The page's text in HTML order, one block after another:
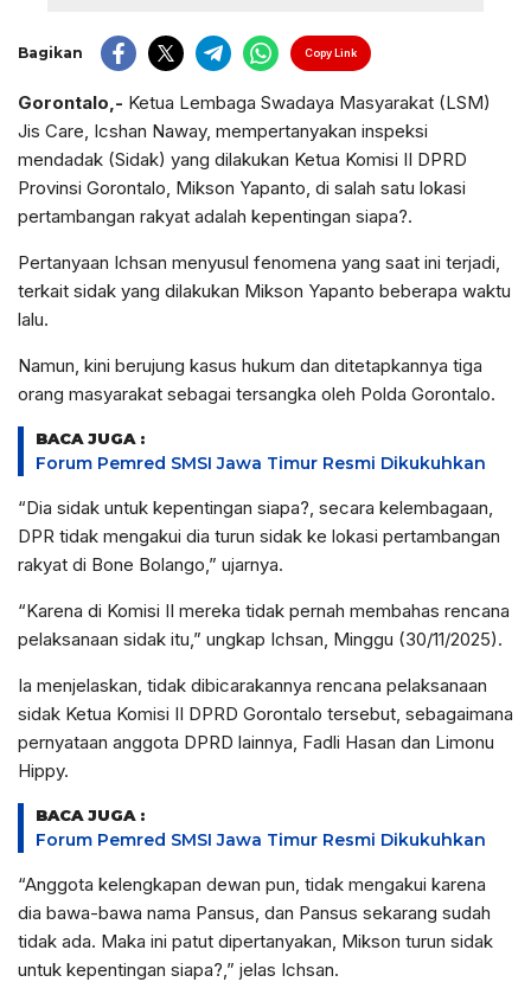
Bagikan Copy Link
Gorontalo,- Ketua Lembaga Swadaya Masyarakat (LSM)
Jis Care, Icshan Naway, mempertanyakan inspeksi
mendadak (Sidak) yang dilakukan Ketua Komisi II DPRD
Provinsi Gorontalo, Mikson Yapanto, di salah satu lokasi
pertambangan rakyat adalah kepentingan siapa?.
Pertanyaan Ichsan menyusul fenomena yang saat ini terjadi,
terkait sidak yang dilakukan Mikson Yapanto beberapa waktu
lalu.
Namun, kini berujung kasus hukum dan ditetapkannya tiga
orang masyarakat sebagai tersangka oleh Polda Gorontalo.
BACA JUGA :
Forum Pemred SMSI Jawa Timur Resmi Dikukuhkan
“Dia sidak untuk kepentingan siapa?, secara kelembagaan,
DPR tidak mengakui dia turun sidak ke lokasi pertambangan
rakyat di Bone Bolango,” ujarnya.
“Karena di Komisi II mereka tidak pernah membahas rencana
pelaksanaan sidak itu,” ungkap Ichsan, Minggu (30/11/2025).
Ia menjelaskan, tidak dibicarakannya rencana pelaksanaan
sidak Ketua Komisi II DPRD Gorontalo tersebut, sebagaimana
pernyataan anggota DPRD lainnya, Fadli Hasan dan Limonu
Hippy.
BACA JUGA :
Forum Pemred SMSI Jawa Timur Resmi Dikukuhkan
“Anggota kelengkapan dewan pun, tidak mengakui karena
dia bawa-bawa nama Pansus, dan Pansus sekarang sudah
tidak ada. Maka ini patut dipertanyakan, Mikson turun sidak
untuk kepentingan siapa?,” jelas Ichsan.